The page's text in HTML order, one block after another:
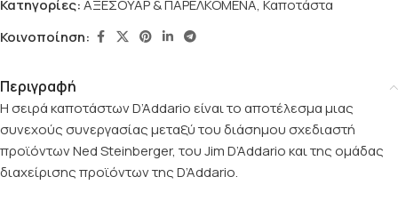
Κατηγορίες:ΑΞΕΣΟΥΑΡ & ΠΑΡΕΛΚΟΜΕΝΑ, Καποτάστα
Κοινοποίηση:
Περιγραφή
Η σειρά καποτάστων D’Addario είναι το αποτέλεσμα μιας
συνεχούς συνεργασίας μεταξύ του διάσημου σχεδιαστή
προϊόντων Ned Steinberger, του Jim D’Addario και της ομάδας
διαχείρισης προϊόντων της D’Addario.